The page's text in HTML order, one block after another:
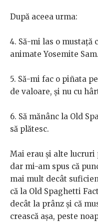
După aceea urma:
4. Să-mi las o mustață
animate Yosemite Sam.
5. Să-mi fac o piñata
de valoare, și nu cu
6. Să mănânc la Old
să plătesc.
Mai erau și alte lucruri
dar mi-am spus că
mai mult decât
că la Old Spaghetti
decât la prânz și că
crească așa, peste